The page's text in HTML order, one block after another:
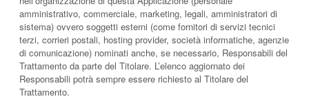
amministrativo, commerciale, marketing, legali, amministratori di
sistema) ovvero soggetti esterni (come fornitori di servizi tecnici
terzi, corrieri postali, hosting provider, società informatiche, agenzie
di comunicazione) nominati anche, se necessario, Responsabili del
Trattamento da parte del Titolare. L’elenco aggiornato dei
Responsabili potrà sempre essere richiesto al Titolare del
Trattamento.